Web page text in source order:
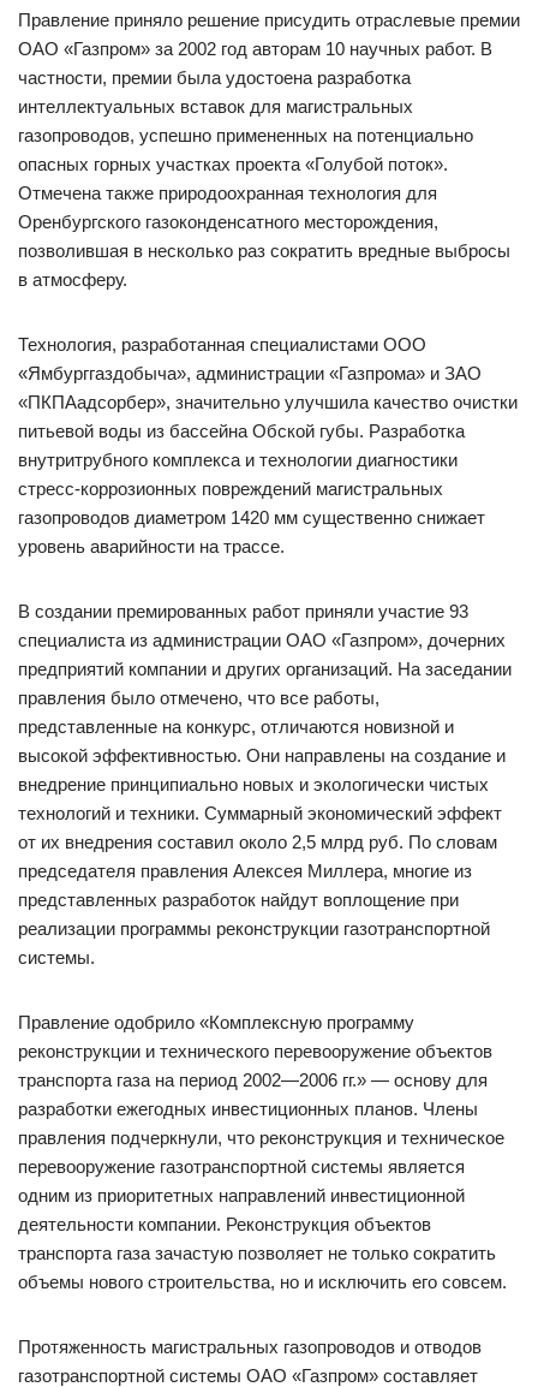
Правление приняло решение присудить отраслевые премии
ОАО «Газпром» за 2002 год авторам 10 научных работ. В
частности, премии была удостоена разработка
интеллектуальных вставок для магистральных
газопроводов, успешно примененных на потенциально
опасных горных участках проекта «Голубой поток».
Отмечена также природоохранная технология для
Оренбургского газоконденсатного месторождения,
позволившая в несколько раз сократить вредные выбросы
в атмосферу.
Технология, разработанная специалистами ООО
«Ямбурггаздобыча», администрации «Газпрома» и ЗАО
«ПКПАадсорбер», значительно улучшила качество очистки
питьевой воды из бассейна Обской губы. Разработка
внутритрубного комплекса и технологии диагностики
стресс-коррозионных повреждений магистральных
газопроводов диаметром 1420 мм существенно снижает
уровень аварийности на трассе.
В создании премированных работ приняли участие 93
специалиста из администрации ОАО «Газпром», дочерних
предприятий компании и других организаций. На заседании
правления было отмечено, что все работы,
представленные на конкурс, отличаются новизной и
высокой эффективностью. Они направлены на создание и
внедрение принципиально новых и экологически чистых
технологий и техники. Суммарный экономический эффект
от их внедрения составил около 2,5 млрд руб. По словам
председателя правления Алексея Миллера, многие из
представленных разработок найдут воплощение при
реализации программы реконструкции газотранспортной
системы.
Правление одобрило «Комплексную программу
реконструкции и технического перевооружение объектов
транспорта газа на период 2002—2006 гг.» — основу для
разработки ежегодных инвестиционных планов. Члены
правления подчеркнули, что реконструкция и техническое
перевооружение газотранспортной системы является
одним из приоритетных направлений инвестиционной
деятельности компании. Реконструкция объектов
транспорта газа зачастую позволяет не только сократить
объемы нового строительства, но и исключить его совсем.
Протяженность магистральных газопроводов и отводов
газотранспортной системы ОАО «Газпром» составляет